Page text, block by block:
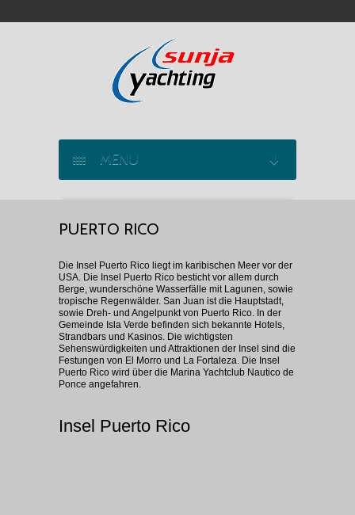
MENU
KATAMARAN CHARTER
MOTORYACHT CHARTER
MARINAS
PUERTO RICO
Die Insel Puerto Rico liegt im karibischen Meer vor der
USA. Die Insel Puerto Rico besticht vor allem durch
Berge, wunderschöne Wasserfälle mit Lagunen, sowie
tropische Regenwälder. San Juan ist die Hauptstadt,
sowie Dreh- und Angelpunkt von Puerto Rico. In der
Gemeinde Isla Verde befinden sich bekannte Hotels,
Strandbars und Kasinos. Die wichtigsten
Sehenswürdigkeiten und Attraktionen der Insel sind die
Festungen von El Morro und La Fortaleza. Die Insel
Puerto Rico wird über die Marina Yachtclub Nautico de
Ponce angefahren.
Insel Puerto Rico